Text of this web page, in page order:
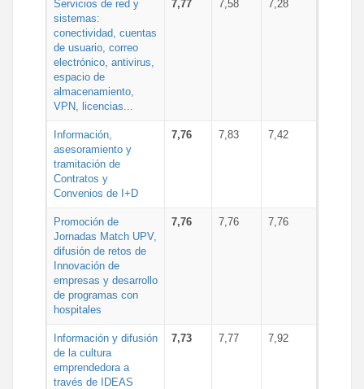
Servicios de red y
sistemas:
conectividad, cuentas
de usuario, correo
electrónico, antivirus,
espacio de
almacenamiento,
VPN, licencias...
7,77 7,58 7,28
Información,
asesoramiento y
tramitación de
Contratos y
Convenios de I+D
7,76 7,83 7,42
Promoción de
Jornadas Match UPV,
difusión de retos de
Innovación de
empresas y desarrollo
de programas con
hospitales
7,76 7,76 7,76
Información y difusión
de la cultura
emprendedora a
través de IDEAS
7,73 7,77 7,92